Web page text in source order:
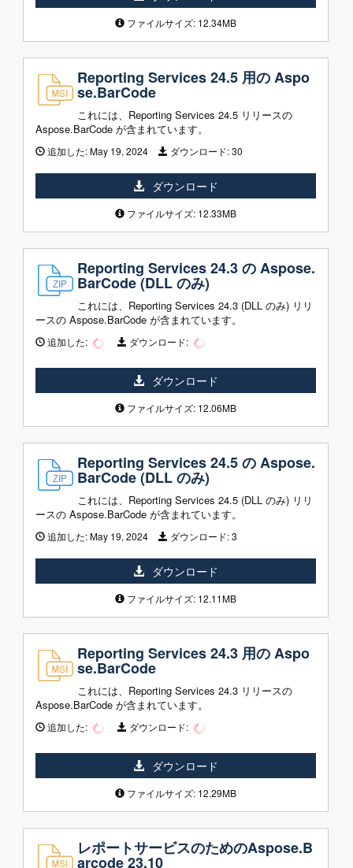
ファイルサイズ: 12.34MB
Reporting Services 24.5 用の Aspo
se.BarCode
これには、Reporting Services 24.5 リリースの
Aspose.BarCode が含まれています。
追加した:May 19, 2024 ダウンロード:30
ダウンロード
ファイルサイズ: 12.33MB
Reporting Services 24.3 の Aspose.
BarCode (DLL のみ)
これには、Reporting Services 24.3 (DLL のみ) リリ
ースの Aspose.BarCode が含まれています。
追加した: ダウンロード:
ダウンロード
ファイルサイズ: 12.06MB
Reporting Services 24.5 の Aspose.
BarCode (DLL のみ)
これには、Reporting Services 24.5 (DLL のみ) リリ
ースの Aspose.BarCode が含まれています。
追加した:May 19, 2024 ダウンロード:3
ダウンロード
ファイルサイズ: 12.11MB
Reporting Services 24.3 用の Aspo
se.BarCode
これには、Reporting Services 24.3 リリースの
Aspose.BarCode が含まれています。
追加した: ダウンロード:
ダウンロード
ファイルサイズ: 12.29MB
レポートサービスのためのAspose.B
arcode 23.10